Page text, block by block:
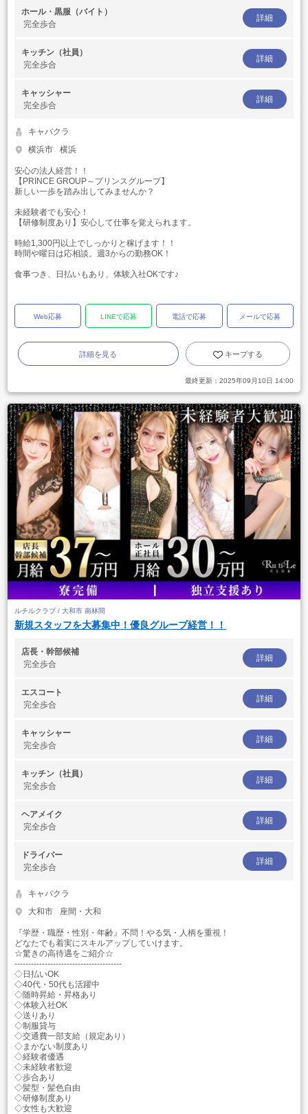
ホール・黒服（バイト）
完全歩合
詳細
キッチン（社員）
完全歩合
詳細
キャッシャー
完全歩合
詳細
キャバクラ
横浜市
横浜
安心の法人経営！！
【PRINCE GROUP～プリンスグループ】
新しい一歩を踏み出してみませんか？
未経験者でも安心！
【研修制度あり】安心して仕事を覚えられます。
時給1,300円以上でしっかりと稼げます！！
時間や曜日は応相談。週3からの勤務OK！
食事つき、日払いもあり、体験入社OKです♪
Web応募 LINEで応募 電話で応募 メールで応募
詳細を見る キープする
最終更新： 2025年09月10日 14:00
ルチルクラブ / 大和市 南林間
新規スタッフを大募集中！優良グループ経営！！
店長・幹部候補
完全歩合
詳細
エスコート
完全歩合
詳細
キャッシャー
完全歩合
詳細
キッチン（社員）
完全歩合
詳細
ヘアメイク
完全歩合
詳細
ドライバー
完全歩合
詳細
キャバクラ
大和市
座間・大和
『学歴・職歴・性別・年齢』不問！やる気・人柄を重視！
どなたでも着実にスキルアップしていけます。
☆驚きの高待遇をご紹介☆
---------------------------------------
◇日払いOK
◇40代・50代も活躍中
◇随時昇給・昇格あり
◇体験入社OK
◇送りあり
◇制服貸与
◇交通費一部支給（規定あり）
◇まかない制度あり
◇経験者優遇
◇未経験者歓迎
◇歩合あり
◇髪型・髪色自由
◇研修制度あり
◇女性も大歓迎